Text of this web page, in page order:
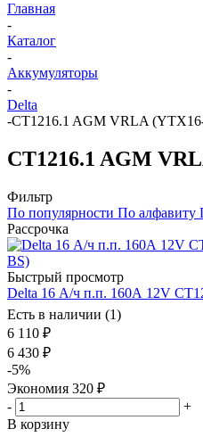
Главная
-
Каталог
-
Аккумуляторы
-
Delta
-CT1216.1 AGM VRLA
CT1216.1 AGM
Фильтр
По популярности По алфавиту
Рассрочка
Быстрый просмотр
Delta 16 А/ч п.п. 160А 12V
Есть в наличии (1)
6 110 ₽
6 430 ₽
-5%
Экономия 320 ₽
-
+
В корзину